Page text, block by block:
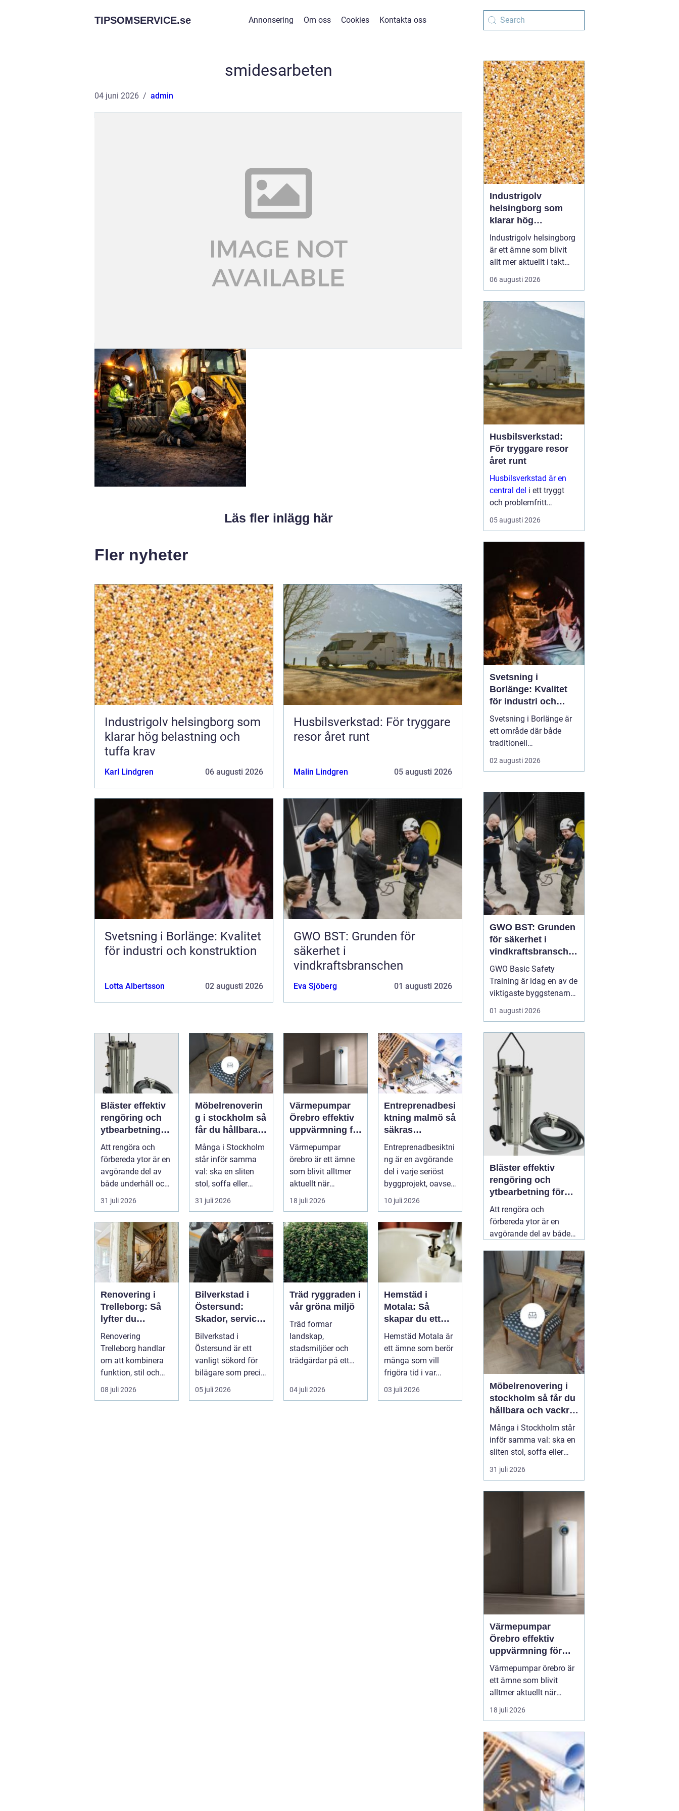
TIPSOMSERVICE.se Annonsering Om oss Cookies Kontakta oss
smidesarbeten
04 juni 2026 admin
Läs fler inlägg här
Fler nyheter
Industrigolv helsingborg som
klarar hög belastning och
tuffa krav
Karl Lindgren 06 augusti 2026
Husbilsverkstad: För tryggare
resor året runt
Malin Lindgren 05 augusti 2026
Svetsning i Borlänge: Kvalitet
för industri och konstruktion
Lotta Albertsson 02 augusti 2026
GWO BST: Grunden för
säkerhet i
vindkraftsbranschen
Eva Sjöberg 01 augusti 2026
Bläster effektiv
rengöring och
ytbearbetning
för proffs och
hantverkare
Att rengöra och
förbereda ytor är en
avgörande del av
både underhåll och
renovering. Färg,
rost, smu...
31 juli 2026
Möbelrenoverin
g i stockholm så
får du hållbara
och vackra
möbler
Många i Stockholm
står inför samma
val: ska en sliten
stol, soffa eller
fåtölj slängas,
säljas billi...
31 juli 2026
Värmepumpar
Örebro effektiv
uppvärmning för
hus och
fastigheter
Värmepumpar
örebro är ett ämne
som blivit alltmer
aktuellt när
energipriser stiger
och fler vill sän...
18 juli 2026
Entreprenadbesi
ktning malmö så
säkras
kvaliteten i
byggprojekt
Entreprenadbesiktni
ng är en avgörande
del i varje seriöst
byggprojekt, oavsett
om det handlar om
en ...
10 juli 2026
Renovering i
Trelleborg: Så
lyfter du
hemmet på ett
smart sätt
Renovering
Trelleborg handlar
om att kombinera
funktion, stil och
långsiktig ekonomi i
samma p...
08 juli 2026
Bilverkstad i
Östersund:
Skador, service
och smarta val
för din bil
Bilverkstad i
Östersund är ett
vanligt sökord för
bilägare som precis
f&ari...
05 juli 2026
Träd ryggraden i
vår gröna miljö
Träd formar
landskap,
stadsmiljöer och
trädgårdar på ett
växter klarar. De ger
sku...
04 juli 2026
Hemstäd i
Motala: Så
skapar du ett
rent hem utan
stress
Hemstäd Motala är
ett ämne som berör
många som vill
frigöra tid i var...
03 juli 2026
Industrigolv
helsingborg som
klarar hög
belastning och tuffa
krav
Industrigolv helsingborg
är ett ämne som blivit
allt mer aktuellt i takt
med att fler
verksamheter söker
lättskötta golvlösningar.
produktionsmiljöer
behöver golvet vara mer
än bara en slityta. Golvet
ska tåla tung trafi...
06 augusti 2026
Husbilsverkstad:
För tryggare resor
året runt
Husbilsverkstad är en
central del i ett tryggt
och problemfritt
husbilsliv. När en husbil
används som både
05 augusti 2026
Svetsning i
Borlänge: Kvalitet
för industri och
konstruktion
Svetsning i Borlänge är
ett område där både
traditionell
verkstadsindustri och
moderna
möts. I takt med att
kraven på hållbara
lösningar och hög
produktionssäkerhet ö...
02 augusti 2026
GWO BST: Grunden
för säkerhet i
vindkraftsbransche
n
GWO Basic Safety
Training är idag en av de
viktigaste byggstenarna
för alla som vill arbeta
professionellt inom
skapar en gemensam
säkerhetsnivå i en
bransch där jobbet ofta
sker långt frå...
01 augusti 2026
Bläster effektiv
rengöring och
ytbearbetning för
proffs och
hantverkare
Att rengöra och
förbereda ytor är en
avgörande del av både
renovering. Färg, rost,
smuts och gamla
beläggningar gör att
material åldras snabbare
och försämrar
slutresultatet vid
målning eller annan
behandling. Här31 juli
Möbelrenovering i
stockholm så får du
hållbara och vackra
möbler
Många i Stockholm står
inför samma val: ska en
sliten stol, soffa eller
fåtölj slängas, säljas
billigt eller renoveras?
möbelrenovering istället
för nyköp. Resultatet blir
ofta både mer personligt,
31 juli 2026
Värmepumpar
Örebro effektiv
uppvärmning för
hus och fastigheter
Värmepumpar örebro är
ett ämne som blivit
alltmer aktuellt när
energipriser stiger och
fler vill sänka sina
samtidigt som
klimatpåverkan minskar.
Många villaägare och
fastighetsägare i
regionen tittar på hur de
kan byta från direktver...
18 juli 2026